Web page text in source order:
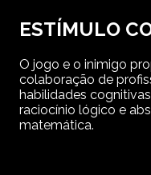
ESTÍMULO
O jogo e o inimigo
colaboração de
habilidades
raciocínio lógico e
matemática.